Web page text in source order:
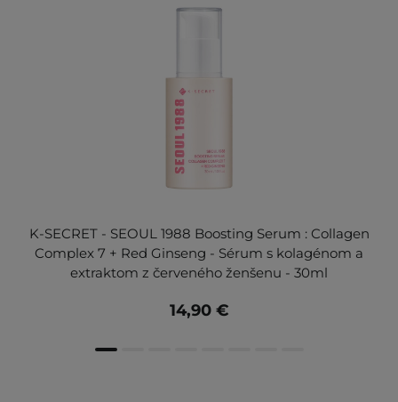
K-SECRET - SEOUL 1988 Boosting Serum : Collagen
Complex 7 + Red Ginseng - Sérum s kolagénom a
extraktom z červeného ženšenu - 30ml
14,90 €